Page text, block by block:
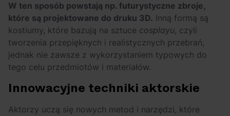
W ten sposób powstają np. futurystyczne zbroje,
które są projektowane do druku 3D. Inną formą są
kostiumy, które bazują na sztuce cosplayu, czyli
tworzenia przepięknych i realistycznych przebrań,
jednak nie zawsze z wykorzystaniem typowych do
tego celu przedmiotów i materiałów.
Innowacyjne techniki aktorskie
Aktorzy uczą się nowych metod i narzędzi, które